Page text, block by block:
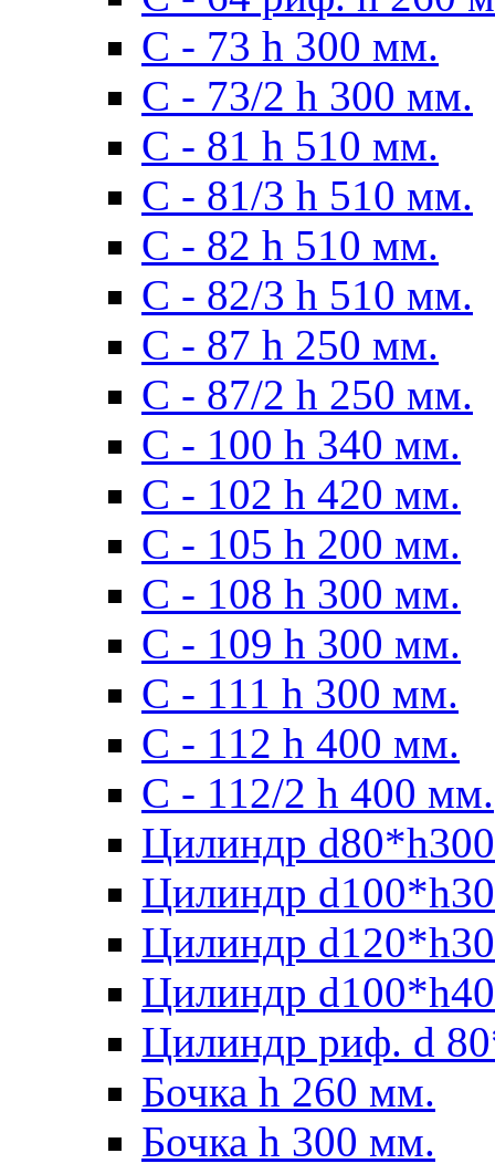
С - 73 h 300 мм.
С - 73/2 h 300 мм.
С - 81 h 510 мм.
С - 81/3 h 510 мм.
С - 82 h 510 мм.
С - 82/3 h 510 мм.
С - 87 h 250 мм.
С - 87/2 h 250 мм.
С - 100 h 340 мм.
C - 102 h 420 мм.
С - 105 h 200 мм.
С - 108 h 300 мм.
С - 109 h 300 мм.
С - 111 h 300 мм.
C - 112 h 400 мм.
С - 112/2 h 400 мм.
Цилиндр
Цилиндр
Цилиндр
Цилиндр
Цилиндр риф. d
Бочка h 260 мм.
Бочка h 300 мм.